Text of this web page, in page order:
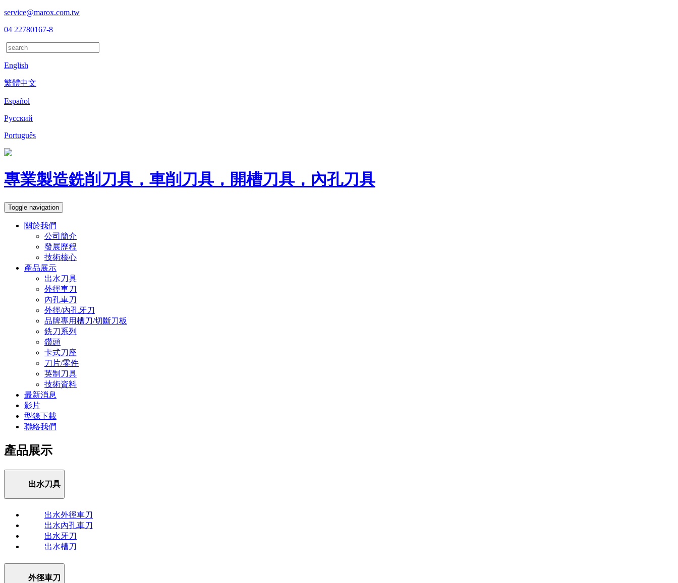
service@marox.com.tw
04 22780167-8
English
繁體中文
Español
Русский
Português
專業製造銑削刀具，車削刀具，開槽刀具，內孔刀具
Toggle navigation
關於我們
公司簡介
發展歷程
技術核心
產品展示
出水刀具
外徑車刀
內孔車刀
外徑/內孔牙刀
品牌專用槽刀/切斷刀板
銑刀系列
鑽頭
卡式刀座
刀片/零件
英制刀具
技術資料
最新消息
影片
型錄下載
聯絡我們
產品展示
出水刀具
出水外徑車刀
出水內孔車刀
出水牙刀
出水槽刀
外徑車刀